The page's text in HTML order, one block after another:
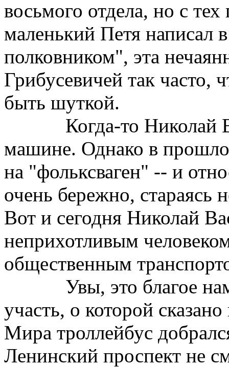
восьмого отдела, но с
маленький Петя написал
полковником", эта
Грибусевичей так часто,
быть шуткой.
Когда-то Николай
машине. Однако в
на "фольксваген" -- и
очень бережно, стараясь
Вот и сегодня Николай
неприхотливым
общественным
Увы, это благое
участь, о которой
Мира троллейбус
Ленинский проспект не